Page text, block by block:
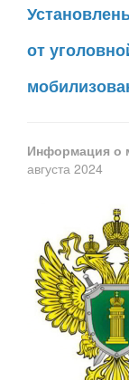
от
Информация о
августа 2024